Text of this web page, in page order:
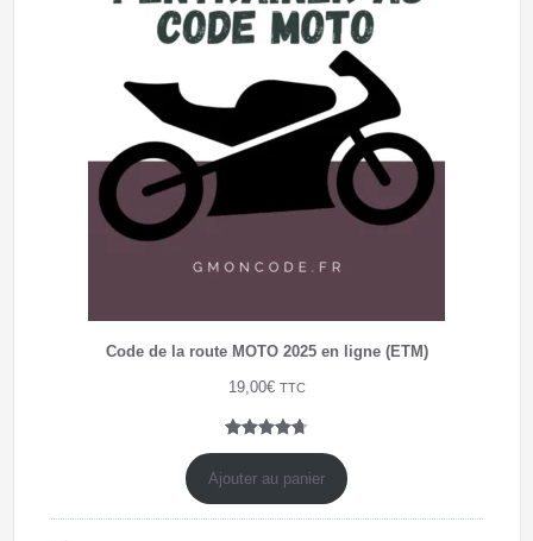
Code de la route MOTO 2025 en ligne (ETM)
19,00€ TTC
Noté4.71
sur 5
7
notations
Ajouter au panier